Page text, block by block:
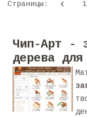
Страницы : 1
Чип-Арт -
дерева